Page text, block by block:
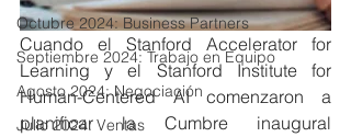
Octubre 2024: Business Partners
Septiembre 2024: Trabajo en Equipo
Agosto 2024: Negociación
Julio 2024: Ventas
Cuando el Stanford Accelerator for
Learning y el Stanford Institute for
Human-Centered AI comenzaron a
planificar la Cumbre inaugural